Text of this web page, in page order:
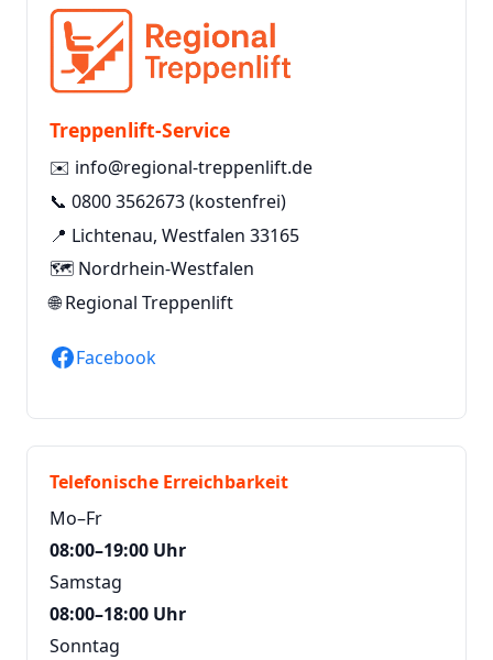
Treppenlift-Service
✉️ info@regional-treppenlift.de
📞 0800 3562673(kostenfrei)
📍 Lichtenau, Westfalen 33165
🗺️ Nordrhein-Westfalen
🌐Regional Treppenlift
Facebook
Telefonische Erreichbarkeit
Mo–Fr
08:00–19:00 Uhr
Samstag
08:00–18:00 Uhr
Sonntag